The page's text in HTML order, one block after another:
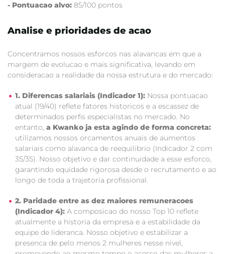
- Pontuacao alvo: 85/100 pontos
Analise e prioridades de acao
Concentramos nossos esforcos nas alavancas em que a
margem de evolucao e mais significativa, levando em
consideracao a realidade da nossa estrutura e do mercado:
1. Diferencas salariais (Indicador 1): Nossa pontuacao
atual (19/40) reflete fatores historicos e a escassez de
determinados perfis especialistas no mercado. No
entanto, a Kwanko ja esta agindo de forma concreta:
utilizamos nossos orcamentos anuais de aumentos
salariais como alavanca de reequilibrio (Indicador 2 com
35/35). Nosso objetivo e dar continuidade a esse esforco,
garantindo equidade rigorosa desde o recrutamento e ao
longo de toda a trajetoria profissional.
2. Paridade entre as dez maiores remuneracoes
(Indicador 4): A composicao do nosso Top 10 reflete
atualmente a historia da empresa e a estabilidade da
equipe de lideranca. Nosso objetivo e estabilizar a
presenca de pelo menos 2 mulheres nesse nivel,